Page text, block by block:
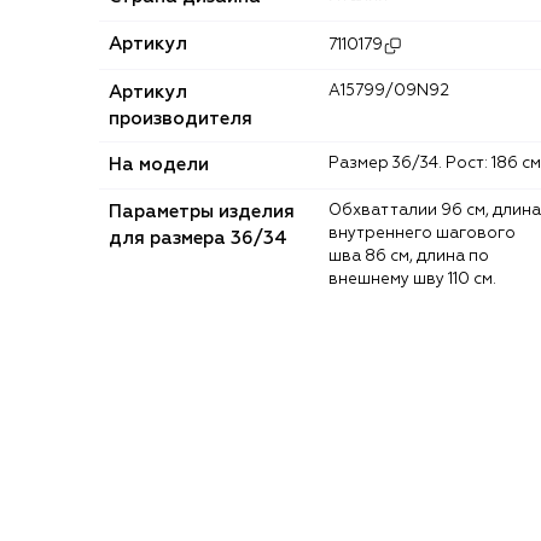
Артикул 7110179
Артикул
производителя
A15799/09N92
На модели Размер 36/34. Рост: 186
Параметры изделия
для размера 36/34
Обхват талии 96 см, длина
внутреннего шагового
шва 86 см, длина по
внешнему шву 110 см.